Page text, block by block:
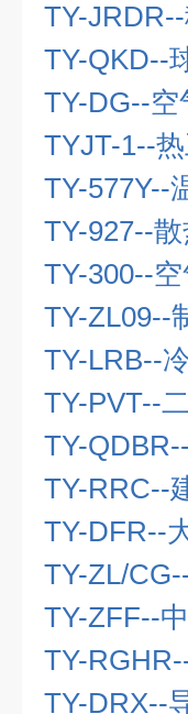
TY-JRDR--
TY-QKD--
TY-DG--空
TYJT-1--
TY-577Y--
TY-927--
TY-300--
TY-ZL09--
TY-LRB--
TY-PVT--
TY-QDBR--
TY-RRC--
TY-DFR--
TY-ZL/
TY-ZFF--
TY-
TY-DRX--